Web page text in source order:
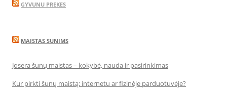
GYVUNU PREKES
MAISTAS SUNIMS
Josera šunų maistas – kokybė, nauda ir pasirinkimas
Kur pirkti šunų maistą: internetu ar fizinėje parduotuvėje?